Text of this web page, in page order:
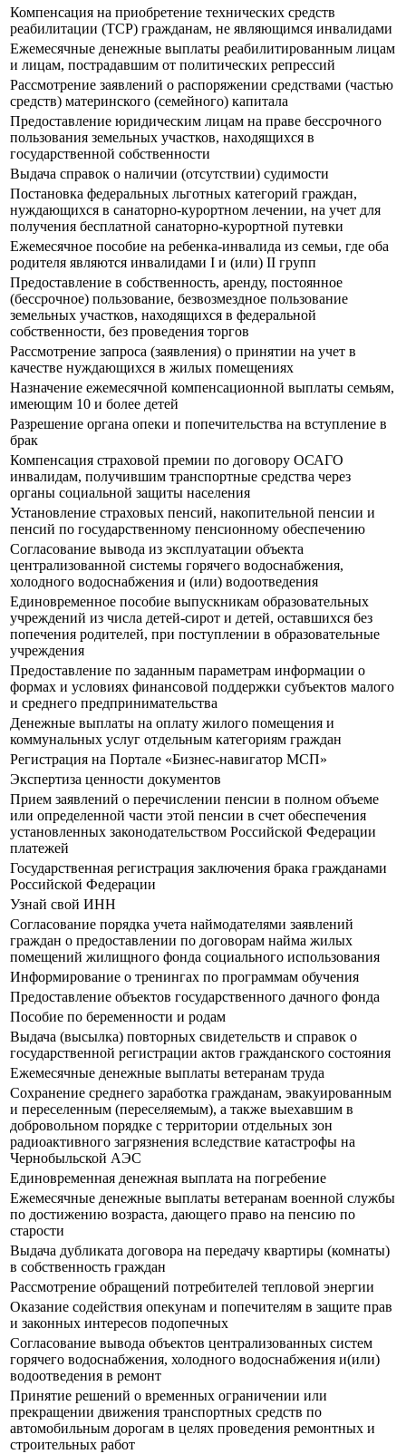
Компенсация на приобретение технических средств
реабилитации (ТСР) гражданам, не являющимся инвалидами
Ежемесячные денежные выплаты реабилитированным лицам
и лицам, пострадавшим от политических репрессий
Рассмотрение заявлений о распоряжении средствами (частью
средств) материнского (семейного) капитала
Предоставление юридическим лицам на праве бессрочного
пользования земельных участков, находящихся в
государственной собственности
Выдача справок о наличии (отсутствии) судимости
Постановка федеральных льготных категорий граждан,
нуждающихся в санаторно-курортном лечении, на учет для
получения бесплатной санаторно-курортной путевки
Ежемесячное пособие на ребенка-инвалида из семьи, где оба
родителя являются инвалидами I и (или) II групп
Предоставление в собственность, аренду, постоянное
(бессрочное) пользование, безвозмездное пользование
земельных участков, находящихся в федеральной
собственности, без проведения торгов
Рассмотрение запроса (заявления) о принятии на учет в
качестве нуждающихся в жилых помещениях
Назначение ежемесячной компенсационной выплаты семьям,
имеющим 10 и более детей
Разрешение органа опеки и попечительства на вступление в
брак
Компенсация страховой премии по договору ОСАГО
инвалидам, получившим транспортные средства через
органы социальной защиты населения
Установление страховых пенсий, накопительной пенсии и
пенсий по государственному пенсионному обеспечению
Согласование вывода из эксплуатации объекта
централизованной системы горячего водоснабжения,
холодного водоснабжения и (или) водоотведения
Единовременное пособие выпускникам образовательных
учреждений из числа детей-сирот и детей, оставшихся без
попечения родителей, при поступлении в образовательные
учреждения
Предоставление по заданным параметрам информации о
формах и условиях финансовой поддержки субъектов малого
и среднего предпринимательства
Денежные выплаты на оплату жилого помещения и
коммунальных услуг отдельным категориям граждан
Регистрация на Портале «Бизнес-навигатор МСП»
Экспертиза ценности документов
Прием заявлений о перечислении пенсии в полном объеме
или определенной части этой пенсии в счет обеспечения
установленных законодательством Российской Федерации
платежей
Государственная регистрация заключения брака гражданами
Российской Федерации
Узнай свой ИНН
Согласование порядка учета наймодателями заявлений
граждан о предоставлении по договорам найма жилых
помещений жилищного фонда социального использования
Информирование о тренингах по программам обучения
Предоставление объектов государственного дачного фонда
Пособие по беременности и родам
Выдача (высылка) повторных свидетельств и справок о
государственной регистрации актов гражданского состояния
Ежемесячные денежные выплаты ветеранам труда
Сохранение среднего заработка гражданам, эвакуированным
и переселенным (переселяемым), а также выехавшим в
добровольном порядке с территории отдельных зон
радиоактивного загрязнения вследствие катастрофы на
Чернобыльской АЭС
Единовременная денежная выплата на погребение
Ежемесячные денежные выплаты ветеранам военной службы
по достижению возраста, дающего право на пенсию по
старости
Выдача дубликата договора на передачу квартиры (комнаты)
в собственность граждан
Рассмотрение обращений потребителей тепловой энергии
Оказание содействия опекунам и попечителям в защите прав
и законных интересов подопечных
Согласование вывода объектов централизованных систем
горячего водоснабжения, холодного водоснабжения и(или)
водоотведения в ремонт
Принятие решений о временных ограничении или
прекращении движения транспортных средств по
автомобильным дорогам в целях проведения ремонтных и
строительных работ